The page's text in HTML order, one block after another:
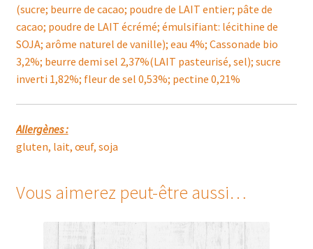
(sucre; beurre de cacao; poudre de LAIT entier; pâte de
cacao; poudre de LAIT écrémé; émulsifiant: lécithine de
SOJA; arôme naturel de vanille); eau 4%; Cassonade bio
3,2%; beurre demi sel 2,37%(LAIT pasteurisé, sel); sucre
inverti 1,82%; fleur de sel 0,53%; pectine 0,21%
Allergènes :
gluten, lait, œuf, soja
Vous aimerez peut-être aussi…